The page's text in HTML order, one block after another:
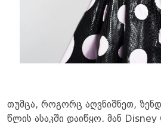
თუმცა, როგორც აღვნიშნეთ,
წლის ასაკში დაიწყო. მან